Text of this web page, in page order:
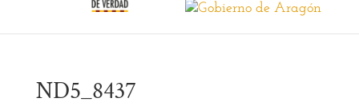
ND5_8437